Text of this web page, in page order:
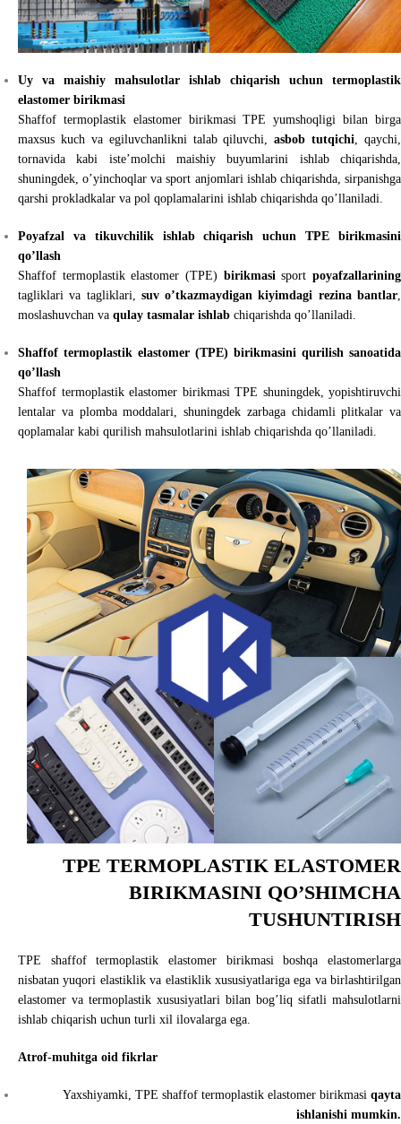
Uy va maishiy mahsulotlar ishlab chiqarish uchun termoplastik
elastomer birikmasi
Shaffof termoplastik elastomer birikmasi TPE yumshoqligi bilan birga
maxsus kuch va egiluvchanlikni talab qiluvchi,asbob tutqichi, qaychi,
tornavida kabi iste’molchi maishiy buyumlarini ishlab chiqarishda,
shuningdek, o’yinchoqlar va sport anjomlari ishlab chiqarishda, sirpanishga
qarshi prokladkalar va pol qoplamalarini ishlab chiqarishda qo’llaniladi.
Poyafzal va tikuvchilik ishlab chiqarish uchun TPE birikmasini
qo’llash
Shaffof termoplastik elastomer (TPE) birikmasisportpoyafzallarining
tagliklari va tagliklari, suv o’tkazmaydigan kiyimdagi rezina bantlar,
moslashuvchan va qulay tasmalar ishlab chiqarishda qo’llaniladi.
Shaffof termoplastik elastomer (TPE) birikmasini qurilish sanoatida
qo’llash
Shaffof termoplastik elastomer birikmasi TPE shuningdek, yopishtiruvchi
lentalar va plomba moddalari, shuningdek zarbaga chidamli plitkalar va
qoplamalar kabi qurilish mahsulotlarini ishlab chiqarishda qo’llaniladi.
TPE TERMOPLASTIK ELASTOMER
BIRIKMASINI QO’SHIMCHA
TUSHUNTIRISH
TPE shaffof termoplastik elastomer birikmasi boshqa elastomerlarga
nisbatan yuqori elastiklik va elastiklik xususiyatlariga ega va birlashtirilgan
elastomer va termoplastik xususiyatlari bilan bog’liq sifatli mahsulotlarni
ishlab chiqarish uchun turli xil ilovalarga ega.
Atrof-muhitga oid fikrlar
Yaxshiyamki, TPE shaffof termoplastik elastomer birikmasi qayta
ishlanishi mumkin.